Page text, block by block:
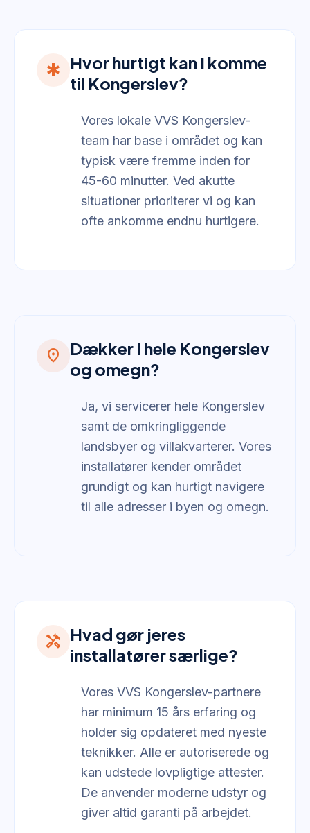
emergency
Hvor hurtigt kan I komme
til Kongerslev?
Vores lokale VVS Kongerslev-
team har base i området og kan
typisk være fremme inden for
45-60 minutter. Ved akutte
situationer prioriterer vi og kan
ofte ankomme endnu hurtigere.
location_on
Dækker I hele Kongerslev
og omegn?
Ja, vi servicerer hele Kongerslev
samt de omkringliggende
landsbyer og villakvarterer. Vores
installatører kender området
grundigt og kan hurtigt navigere
til alle adresser i byen og omegn.
handyman Hvad gør jeres
installatører særlige?
Vores VVS Kongerslev-partnere
har minimum 15 års erfaring og
holder sig opdateret med nyeste
teknikker. Alle er autoriserede og
kan udstede lovpligtige attester.
De anvender moderne udstyr og
giver altid garanti på arbejdet.